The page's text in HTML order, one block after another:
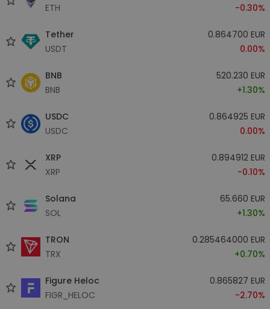
ETH
-0.30%
Tether
USDT
0.864700 EUR
0.00%
BNB
BNB
520.230 EUR
+1.30%
USDC
USDC
0.864925 EUR
0.00%
XRP
XRP
0.894912 EUR
-0.10%
Solana
SOL
65.660 EUR
+1.30%
TRON
TRX
0.285464000 EUR
+0.70%
Figure Heloc
FIGR_HELOC
0.865827 EUR
-2.70%